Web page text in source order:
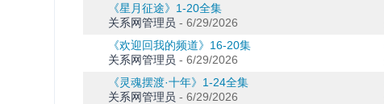
《星月征途》1-20全集
关系网管理员 -6/29/2026
《欢迎回我的频道》16-20集
关系网管理员 -6/29/2026
《灵魂摆渡·十年》1-24全集
关系网管理员 -6/29/2026